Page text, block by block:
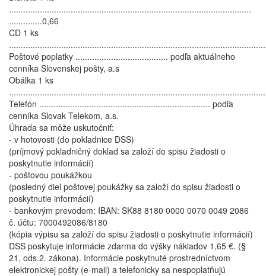
......................................................................................................
..............0,66
CD 1 ks
Poštové poplatky ....................................... podľa aktuálneho
cenníka Slovenskej pošty, a.s
Obálka 1 ks
Telefón ........................................................................ podľa
cenníka Slovak Telekom, a.s.
Úhrada sa môže uskutočniť:
- v hotovosti (do pokladnice DSS)
(príjmový pokladničný doklad sa založí do spisu žiadosti o
poskytnutie informácií)
- poštovou poukážkou
(posledný diel poštovej poukážky sa založí do spisu žiadosti o
poskytnutie informácií)
- bankovým prevodom: IBAN: SK88 8180 0000 0070 0049 2086
č. účtu: 7000492086/8180
(kópia výpisu sa založí do spisu žiadosti o poskytnutie informácií)
DSS poskytuje informácie zdarma do výšky nákladov 1,65 €. (§
21, ods.2. zákona). Informácie poskytnuté prostredníctvom
elektronickej pošty (e-mail) a telefonicky sa nespoplatňujú